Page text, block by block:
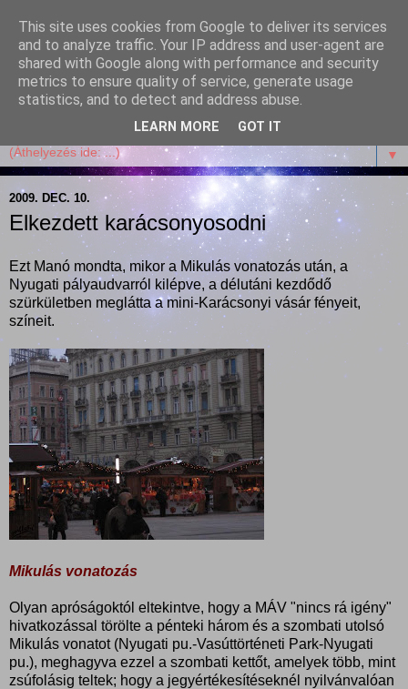
Garffyka
Szösszenetek a konyhámból, az életemből. Mosollyal,
receptekkel, vidámsággal, marcipánnal, csokival.
▼
2009. DEC. 10.
Elkezdett karácsonyosodni
Ezt Manó mondta, mikor a Mikulás vonatozás után, a
Nyugati pályaudvarról kilépve, a délutáni kezdődő
szürkületben meglátta a mini-Karácsonyi vásár fényeit,
színeit.
Mikulás vonatozás
Olyan apróságoktól eltekintve, hogy a MÁV "nincs rá igény"
hivatkozással törölte a pénteki három és a szombati utolsó
Mikulás vonatot (Nyugati pu.-Vasúttörténeti Park-Nyugati
pu.), meghagyva ezzel a szombati kettőt, amelyek több, mint
zsúfolásig teltek; hogy a jegyértékesítéseknél nyilvánvalóan
This site uses cookies from Google to deliver its services
and to analyze traffic. Your IP address and user-agent are
shared with Google along with performance and security
metrics to ensure quality of service, generate usage
statistics, and to detect and address abuse.
LEARN MORE GOT IT